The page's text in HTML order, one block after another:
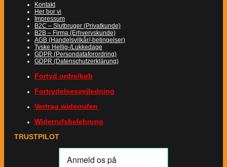
Kontakt
Her bor vi
Impressum
B2C – Slutbruger (Privatkunde)
B2B – Firma (Erhvervskunde)
AGB (Handelsvilkår/-betingelser)
Tyske Hellig-/Lukkedage
GDPR (Persondataforordring)
GDPR (Datenschutzerklärung)
Fortyd ordre/køb
Fortrydelsesvejledning
Vertrag widerrufen
Widerrufsbelehrung
TRUSTPILOT